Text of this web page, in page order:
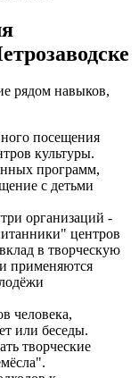
рядом навыков,
посещения
культуры.
программ,
с детьми
организаций -
центров
в творческую
применяются
человека,
или беседы.
творческие